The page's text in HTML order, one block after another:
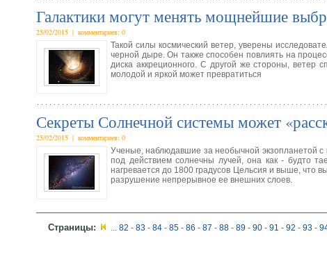
Галактики могут менять мощнейшие
25/02/2015 | комментариев: 0
Такой силы космический ветер, уверены
черной дыре. Он также способен повлиять на
диска аккреционного. С другой же стороны, ветер
молодой и яркой может превратиться
Секреты Солнечной системы может
25/02/2015 | комментариев: 0
Ученые, наблюдавшие за необычной экзопланетой
под действием солнечны лучей, она как - будто
нагревается до 1800 градусов Цельсия и выше, что
разрушение непрерывное ее внешних слоев.
Страницы: ... 82 - 83 - 84 - 85 - 86 - 87 - 88 - 89 - 90 - 91 - 92 - 93 -